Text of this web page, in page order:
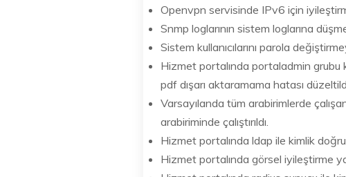
Openvpn servisinde IPv6 için
Snmp loglarının sistem loglarına
Sistem kullanıcılarını parola
Hizmet portalında portaladmin grubu
pdf dışarı aktaramama hatası
Varsayılanda tüm arabirimlerde
arabiriminde çalıştırıldı.
Hizmet portalında ldap ile kimlik
Hizmet portalında görsel iyileştirme